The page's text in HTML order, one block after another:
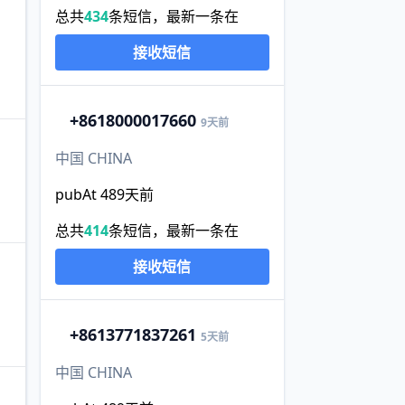
总共434条短信，最新一条在
接收短信
+8618000017660 9天前
中国 CHINA
pubAt 489天前
总共414条短信，最新一条在
接收短信
+8613771837261 5天前
中国 CHINA